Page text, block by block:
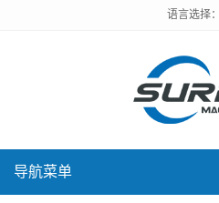
语言选择：
导航菜单